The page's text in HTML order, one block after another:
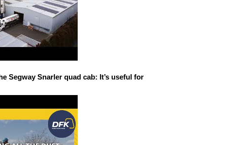
Segway Snarler quad cab: It’s useful for